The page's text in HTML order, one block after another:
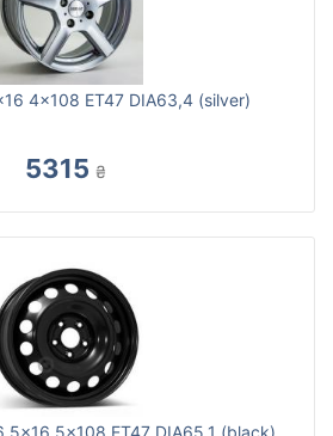
4x108 ET47 DIA63,4 (silver)
5315 ₴
5x108 ET47 DIA65,1 (black)